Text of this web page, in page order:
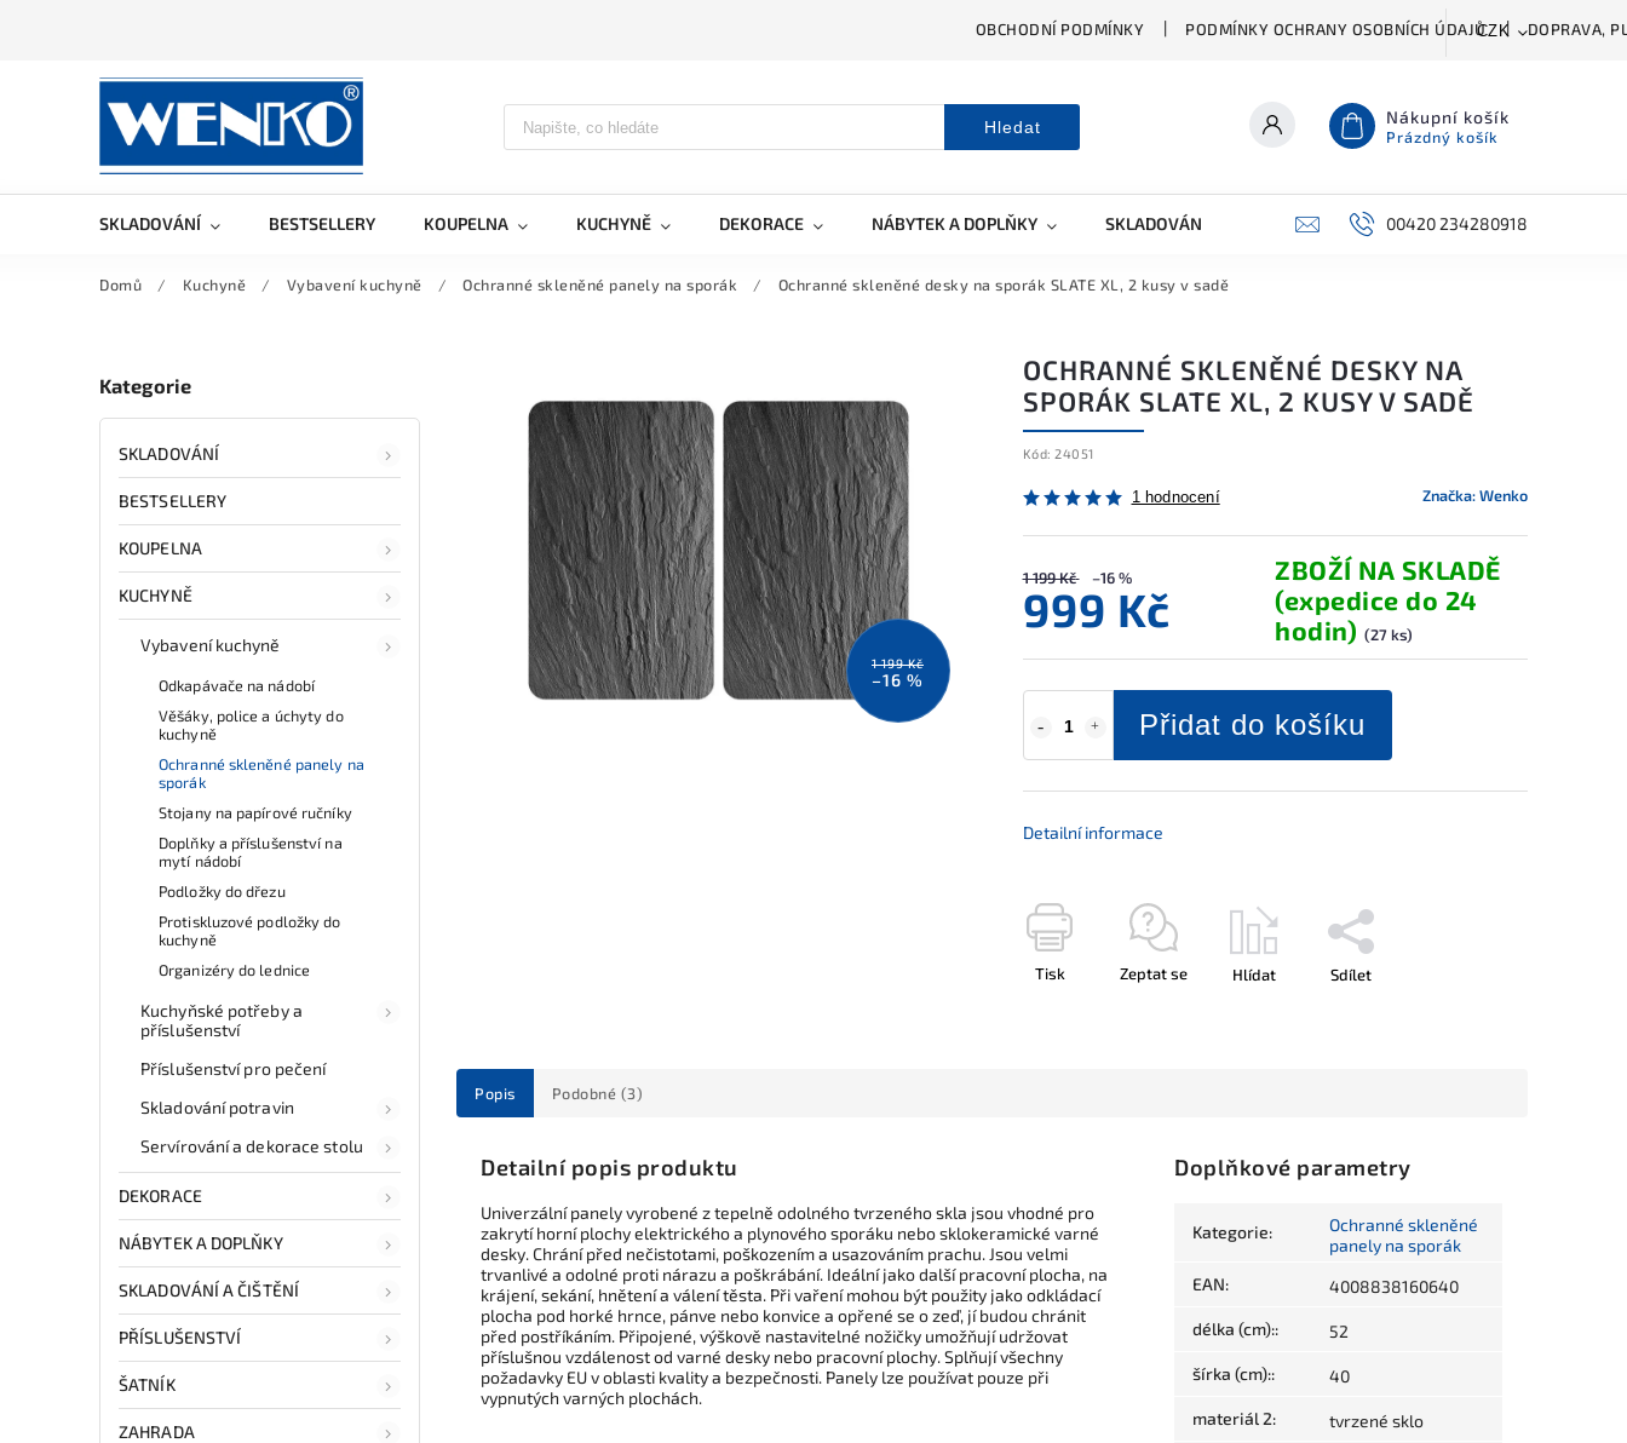
OBCHODNÍ PODMÍNKY PODMÍNKY OCHRANY OSOBNÍCH ÚDAJŮ DOPRAVA,
CZK
Hledat Nákupní košík
Prázdný košík
SKLADOVÁNÍ BESTSELLERY KOUPELNA KUCHYNĚ DEKORACE NÁBYTEK A DOPLŇKY SKLADOVÁNÍ A ČIŠTĚNÍ PŘÍSLUŠENSTVÍ
00420 234280918
Domů / Kuchyně / Vybavení kuchyně / Ochranné skleněné panely na sporák / Ochranné skleněné desky na sporák SLATE XL, 2 kusy v sadě
Kategorie
SKLADOVÁNÍ
BESTSELLERY
KOUPELNA
KUCHYNĚ
Vybavení kuchyně
Odkapávače na nádobí
Věšáky, police a úchyty do
kuchyně
Ochranné skleněné panely na
sporák
Stojany na papírové ručníky
Doplňky a příslušenství na
mytí nádobí
Podložky do dřezu
Protiskluzové podložky do
kuchyně
Organizéry do lednice
Kuchyňské potřeby a
příslušenství
Příslušenství pro pečení
Skladování potravin
Servírování a dekorace stolu
DEKORACE
NÁBYTEK A DOPLŇKY
SKLADOVÁNÍ A ČIŠTĚNÍ
PŘÍSLUŠENSTVÍ
ŠATNÍK
ZAHRADA
1 199 Kč
–16 %
OCHRANNÉ SKLENĚNÉ DESKY NA
SPORÁK SLATE XL, 2 KUSY V SADĚ
Kód: 24051
1 hodnocení Značka:Wenko
1 199 Kč –16 %
999 Kč
ZBOŽÍ NA SKLADĚ
(expedice do 24
hodin) (27 ks)
Přidat do košíku
Detailní informace
Tisk Zeptat se Hlídat Sdílet
Popis Podobné (3)
Detailní popis produktu
Univerzální panely vyrobené z tepelně odolného tvrzeného skla jsou vhodné pro
zakrytí horní plochy elektrického a plynového sporáku nebo sklokeramické varné
desky. Chrání před nečistotami, poškozením a usazováním prachu. Jsou velmi
trvanlivé a odolné proti nárazu a poškrábání. Ideální jako další pracovní plocha, na
krájení, sekání, hnětení a válení těsta. Při vaření mohou být použity jako odkládací
plocha pod horké hrnce, pánve nebo konvice a opřené se o zeď, jí budou chránit
před postříkáním. Připojené, výškově nastavitelné nožičky umožňují udržovat
příslušnou vzdálenost od varné desky nebo pracovní plochy. Splňují všechny
požadavky EU v oblasti kvality a bezpečnosti. Panely lze používat pouze při
vypnutých varných plochách.
Doplňkové parametry
Kategorie:
Ochranné skleněné
panely na sporák
EAN: 4008838160640
délka (cm):: 52
šírka (cm):: 40
materiál 2: tvrzené sklo